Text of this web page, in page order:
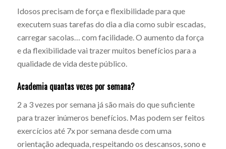
Idosos precisam de força e flexibilidade para que
executem suas tarefas do dia a dia como subir escadas,
carregar sacolas… com facilidade. O aumento da força
e da flexibilidade vai trazer muitos benefícios para a
qualidade de vida deste público.
Academia quantas vezes por semana?
2 a 3 vezes por semana já são mais do que suficiente
para trazer inúmeros benefícios. Mas podem ser feitos
exercícios até 7x por semana desde com uma
orientação adequada, respeitando os descansos, sono e